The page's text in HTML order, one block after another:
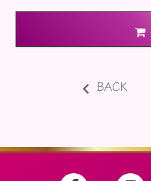
BACK